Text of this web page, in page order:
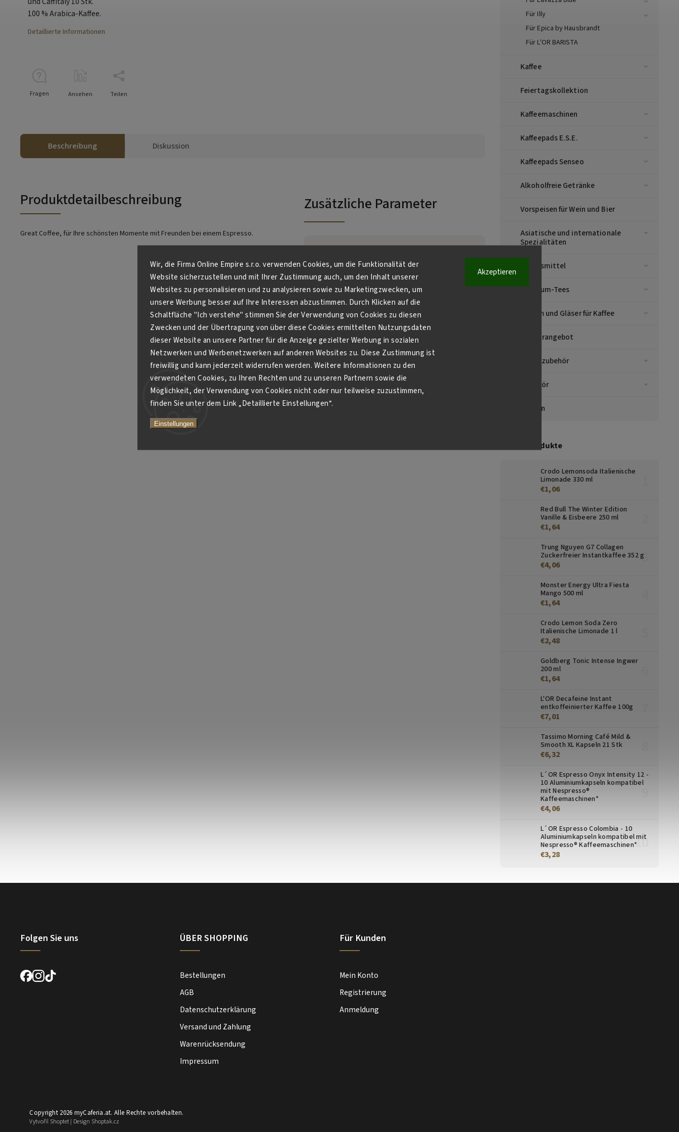
Wir, die Firma Online Empire s.r.o. verwenden Cookies, um die Funktionalität der
Website sicherzustellen und mit Ihrer Zustimmung auch, um den Inhalt unserer
Websites zu personalisieren und zu analysieren sowie zu Marketingzwecken, um
unsere Werbung besser auf Ihre Interessen abzustimmen. Durch Klicken auf die
Schaltfläche "Ich verstehe" stimmen Sie der Verwendung von Cookies zu diesen
Zwecken und der Übertragung von über diese Cookies ermittelten Nutzungsdaten
dieser Website an unsere Partner für die Anzeige gezielter Werbung in sozialen
Netzwerken und Werbenetzwerken auf anderen Websites zu. Diese Zustimmung ist
freiwillig und kann jederzeit widerrufen werden. Weitere Informationen zu den
verwendeten Cookies, zu Ihren Rechten und zu unseren Partnern sowie die
Möglichkeit, der Verwendung von Cookies nicht oder nur teilweise zuzustimmen,
finden Sie unter dem Link „Detaillierte Einstellungen“.
Einstellungen
Akzeptieren
Für Illy
Für Epica by Hausbrandt
Für L'OR BARISTA
Kaffee
Feiertagskollektion
Kaffeemaschinen
Kaffeepads E.S.E.
Kaffeepads Senseo
Alkoholfreie Getränke
Vorspeisen für Wein und Bier
Asiatische und internationale
Spezialitäten
Lebensmittel
Premium-Tees
Tassen und Gläser für Kaffee
Sonderangebot
Kaffeezubehör
Zubehör
Marken
Top 10 Produkte
Crodo Lemonsoda Italienische
Limonade 330 ml
€1,06
Red Bull The Winter Edition
Vanille & Eisbeere 250 ml
€1,64
Trung Nguyen G7 Collagen
Zuckerfreier Instantkaffee 352 g
€4,06
Monster Energy Ultra Fiesta
Mango 500 ml
€1,64
Crodo Lemon Soda Zero
Italienische Limonade 1 l
€2,48
Goldberg Tonic Intense Ingwer
200 ml
€1,64
L'OR Decafeine Instant
entkoffeinierter Kaffee 100g
€7,01
Tassimo Morning Café Mild &
Smooth XL Kapseln 21 Stk
€6,32
L´OR Espresso Onyx Intensity 12 -
10 Aluminiumkapseln kompatibel
mit Nespresso®
Kaffeemaschinen*
€4,06
L´OR Espresso Colombia - 10
Aluminiumkapseln kompatibel mit
Nespresso® Kaffeemaschinen*
€3,28
100 % Arabica-Kaffee.
Detaillierte Informationen
Fragen Ansehen Teilen
Beschreibung Diskussion
Produktdetailbeschreibung
Great Coffee, für Ihre schönsten Momente mit Freunden bei einem Espresso.
Zusätzliche Parameter
Kategorie :
Gewicht
EAN: 7610899802093
Hersteller:
Chicco D Oro Italia
Lombardia 22071,
Folgen Sie uns ÜBER SHOPPING
Bestellungen
AGB
Datenschutzerklärung
Versand und Zahlung
Warenrücksendung
Impressum
Für Kunden
Mein Konto
Registrierung
Anmeldung
Copyright 2026 myCaferia.at. Alle Rechte vorbehalten.
Vytvořil Shoptet| Design Shoptak.cz